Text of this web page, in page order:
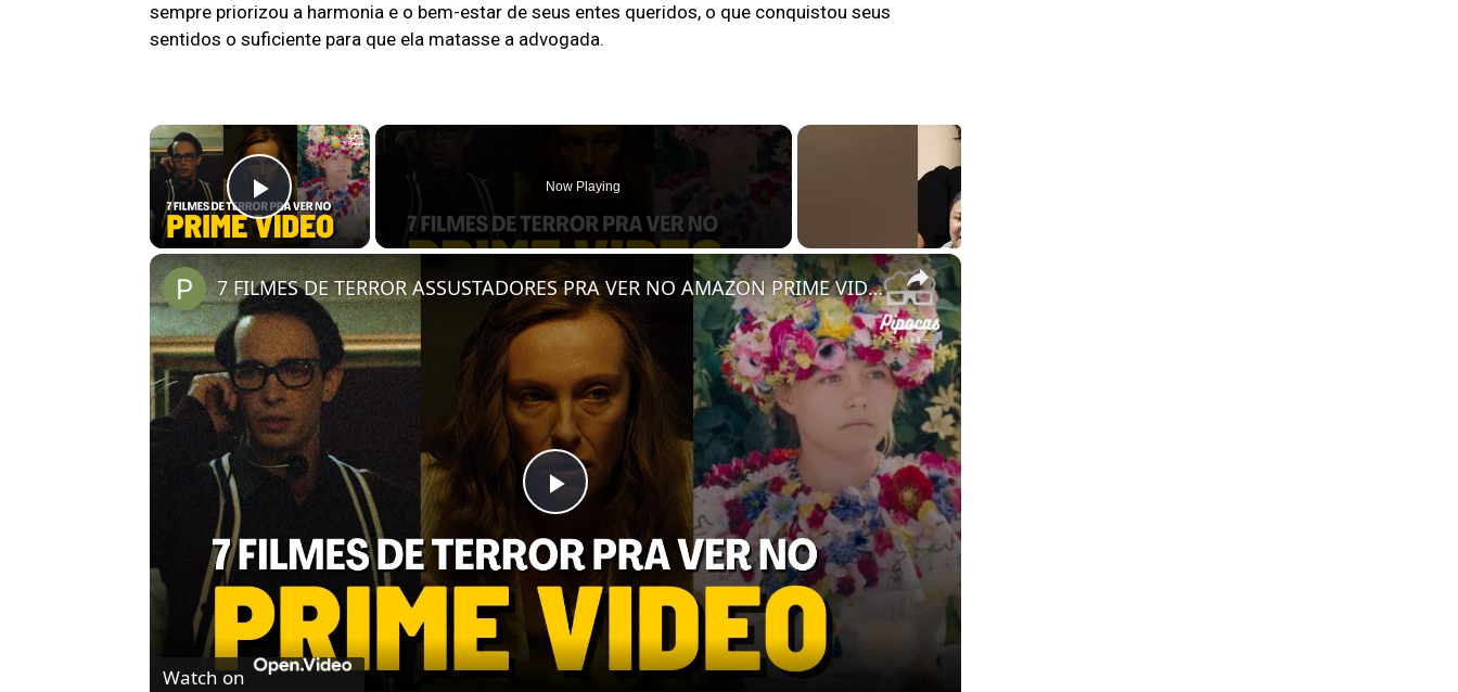
sempre priorizou a harmonia e o bem-estar de seus entes queridos, o que conquistou seus
sentidos o suficiente para que ela matasse a advogada.
×
Play Video
Now Playing
×
Play
Video
7 FILMES DE TERROR ASSUSTADORES PRA VER NO AMAZON PRIME VIDEO
Watch on